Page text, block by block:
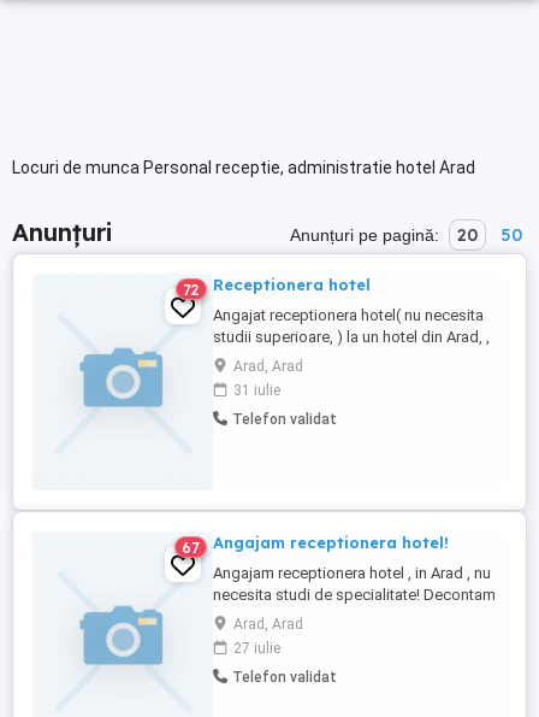
Locuri de munca Personal receptie, administratie hotel Arad
Anunțuri Anunțuri pe pagină: 20 50
72 Receptionera hotel
Angajat receptionera hotel( nu necesita
studii superioare, ) la un hotel din Arad, ,
nu necesita experienta, decontam
transportul din judet,; informatii telefon:
Arad, Arad
31 iulie
Telefon validat
67 Angajam receptionera hotel!
Angajam receptionera hotel , in Arad , nu
necesita studi de specialitate! Decontam
transport ( din judet) !informatii telefon:
Arad, Arad
27 iulie
Telefon validat